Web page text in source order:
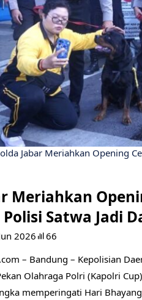
Jabar Meriahkan Opening
Meriahkan
Polisi Satwa Jadi
2026 66
– Bandung – Kepolisian
Olahraga Polri (Kapolri
memperingati Hari